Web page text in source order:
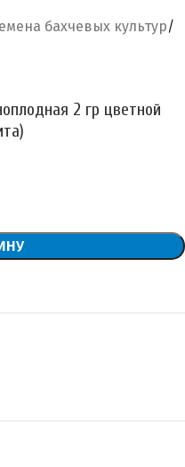
бахчевых культур
2 гр цветной